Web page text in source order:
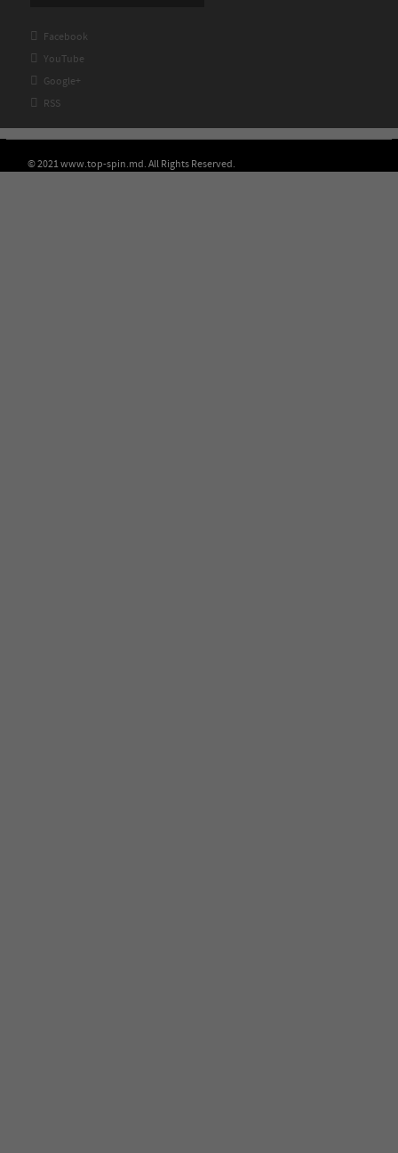
 Facebook
 YouTube
 Google+
 RSS
© 2021 www.top-spin.md. All Rights Reserved.